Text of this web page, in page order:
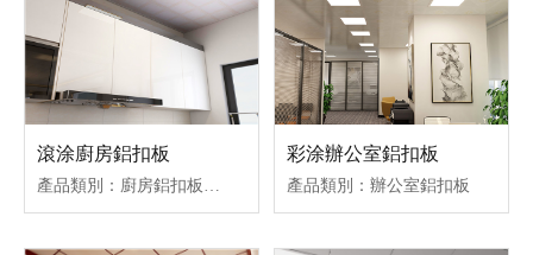
滾涂廚房鋁扣板
產品類別：廚房鋁扣板吊頂
彩涂辦公室鋁扣板
產品類別：辦公室鋁扣板